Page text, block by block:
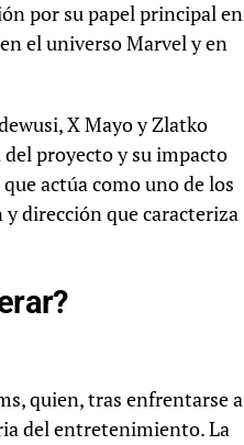
por su papel principal en
el universo Marvel y en
X Mayo y Zlatko
proyecto y su impacto
actúa como uno de los
dirección que caracteriza
quien, tras enfrentarse a
del entretenimiento. La